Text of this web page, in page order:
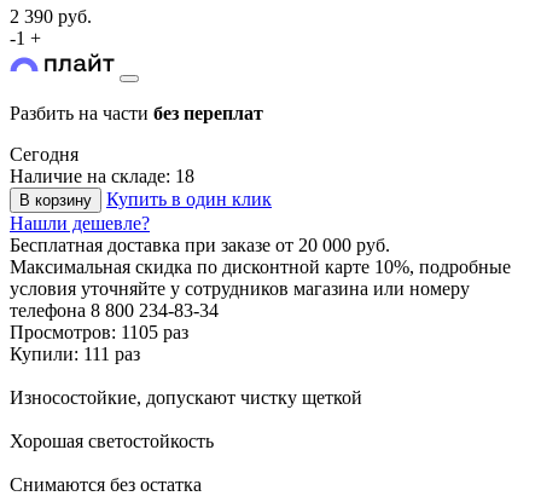
2 390 руб.
-1 +
Разбить на части без переплат
Сегодня
Наличие на складе: 18
В корзину
Купить в один клик
Нашли дешевле?
Бесплатная доставка при заказе от 20 000 руб.
Максимальная скидка по дисконтной карте 10%, подробные
условия уточняйте у сотрудников магазина или номеру
телефона 8 800 234-83-34
Просмотров: 1105 раз
Купили: 111 раз
Износостойкие, допускают чистку щеткой
Хорошая светостойкость
Снимаются без остатка